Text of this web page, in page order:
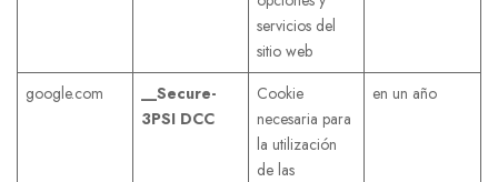
servicios del
sitio web
google.com
__Secure-
3PSI DCC
Cookie
necesaria para
la utilización
de las
en un año